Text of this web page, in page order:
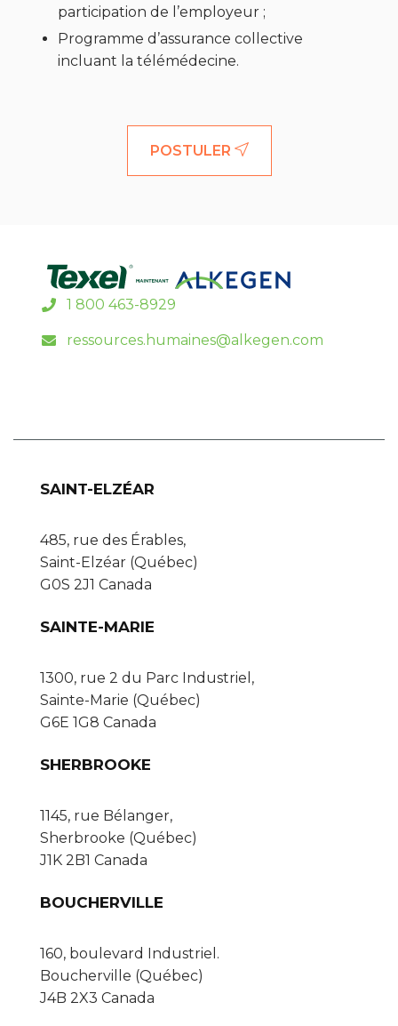
participation de l’employeur ;
Programme d’assurance collective
incluant la télémédecine.
POSTULER
1 800 463-8929
ressources.humaines@alkegen.com
SAINT-ELZÉAR
485, rue des Érables,
Saint-Elzéar (Québec)
G0S 2J1 Canada
SAINTE-MARIE
1300, rue 2 du Parc Industriel,
Sainte-Marie (Québec)
G6E 1G8 Canada
SHERBROOKE
1145, rue Bélanger,
Sherbrooke (Québec)
J1K 2B1 Canada
BOUCHERVILLE
160, boulevard Industriel.
Boucherville (Québec)
J4B 2X3 Canada